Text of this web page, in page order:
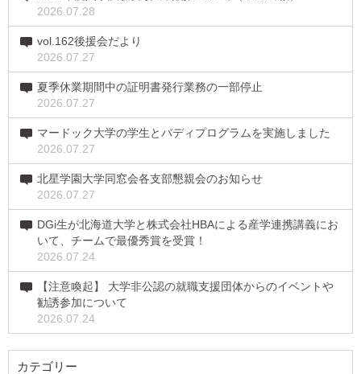
2026.07.28
vol.162後援会だより
2026.07.27
夏季休業期間中の証明書発行業務の一部停止
2026.07.27
マードック大学の学生とバディプログラムを実施しました
2026.07.27
北星学園大学同窓会各支部懇親会のお知らせ
2026.07.27
DGi生が北海道大学と株式会社HBAによる産学連携講義にお
いて、チームで最優秀賞を受賞！
2026.07.24
【注意喚起】 大学非公認の就職支援団体からのイベントや
勧誘参加について
2026.07.24
カテゴリー